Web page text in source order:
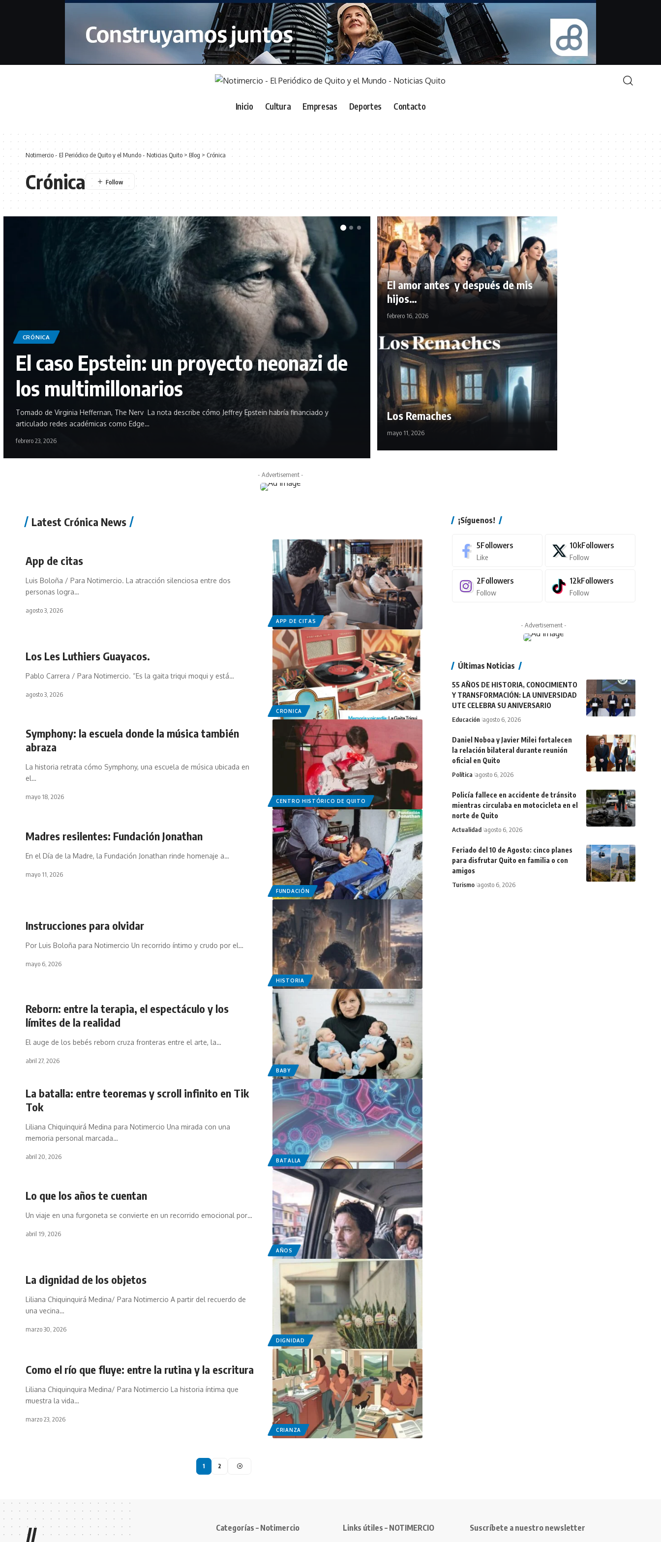
Inicio Cultura Empresas Deportes Contacto
Notimercio - El Periódico de Quito y el Mundo - Noticias Quito >Blog > Crónica
Crónica
CRÓNICA
El caso Epstein: un proyecto neonazi de
los multimillonarios
Tomado de Virginia Heffernan, The Nerv La nota describe cómo Jeffrey Epstein habría financiado y
articulado redes académicas como Edge…
febrero 23, 2026
El amor antes y después de mis
hijos…
febrero 16, 2026
Los Remaches
mayo 11, 2026
- Advertisement -
Latest Crónica News
APP DE CITAS
App de citas
Luis Boloña / Para Notimercio. La atracción silenciosa entre dos
personas logra…
agosto 3, 2026
CRONICA
Los Les Luthiers Guayacos.
Pablo Carrera / Para Notimercio. “Es la gaita triqui moqui y está…
agosto 3, 2026
CENTRO HISTÓRICO DE QUITO
Symphony: la escuela donde la música también
abraza
La historia retrata cómo Symphony, una escuela de música ubicada en
el…
mayo 18, 2026
FUNDACIÓN
Madres resilentes: Fundación Jonathan
En el Día de la Madre, la Fundación Jonathan rinde homenaje a…
mayo 11, 2026
HISTORIA
Instrucciones para olvidar
Por Luis Boloña para Notimercio Un recorrido íntimo y crudo por el…
mayo 6, 2026
BABY
Reborn: entre la terapia, el espectáculo y los
límites de la realidad
El auge de los bebés reborn cruza fronteras entre el arte, la…
abril 27, 2026
BATALLA
La batalla: entre teoremas y scroll infinito en Tik
Tok
Liliana Chiquinquirá Medina para Notimercio Una mirada con una
memoria personal marcada…
abril 20, 2026
AÑOS
Lo que los años te cuentan
Un viaje en una furgoneta se convierte en un recorrido emocional por…
abril 19, 2026
DIGNIDAD
La dignidad de los objetos
Liliana Chiquinquirá Medina/ Para Notimercio A partir del recuerdo de
una vecina…
marzo 30, 2026
CRIANZA
Como el río que fluye: entre la rutina y la escritura
Liliana Chiquinquira Medina/ Para Notimercio La historia íntima que
muestra la vida…
marzo 23, 2026
1 2
¡Síguenos!
5Followers
Like
10kFollowers
Follow
2Followers
Follow
12kFollowers
Follow
- Advertisement -
Últimas Noticias
55 AÑOS DE HISTORIA, CONOCIMIENTO
Y TRANSFORMACIÓN: LA UNIVERSIDAD
UTE CELEBRA SU ANIVERSARIO
Educación agosto 6, 2026
Daniel Noboa y Javier Milei fortalecen
la relación bilateral durante reunión
oficial en Quito
Política agosto 6, 2026
Policía fallece en accidente de tránsito
mientras circulaba en motocicleta en el
norte de Quito
Actualidad agosto 6, 2026
Feriado del 10 de Agosto: cinco planes
para disfrutar Quito en familia o con
amigos
Turismo agosto 6, 2026
// Categorías – Notimercio Links útiles – NOTIMERCIO Suscríbete a nuestro newsletter